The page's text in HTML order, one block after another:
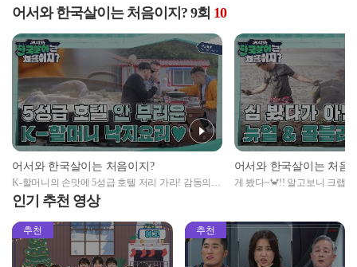
어서와 한국살이는 처음이지? 9회 10
어서와 한국살이는 처음이지?
K-할머니의 손맛에 5성급 호텔 저리 가라! 감동의
낙지요리✨
어서와 한국살이는 처음
게 봤다~🦀!! 알고보니 크랩
인기 추천 영상
추천 추천